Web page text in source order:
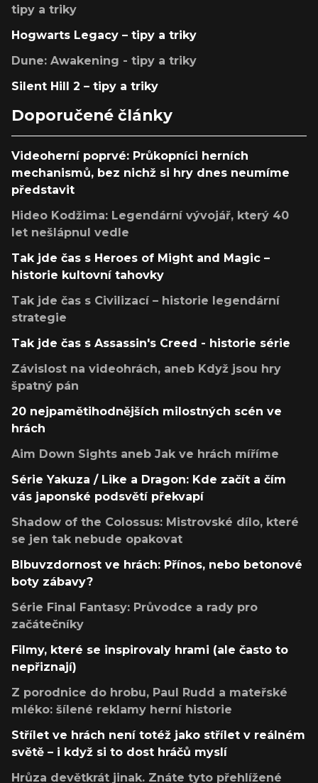
tipy a triky
Hogwarts Legacy – tipy a triky
Dune: Awakening - tipy a triky
Silent Hill 2 – tipy a triky
Doporučené články
Videoherní poprvé: Průkopníci herních
mechanismů, bez nichž si hry dnes neumíme
představit
Hideo Kodžima: Legendární vývojář, který 40
let nešlápnul vedle
Tak jde čas s Heroes of Might and Magic –
historie kultovní tahovky
Tak jde čas s Civilizací – historie legendární
strategie
Tak jde čas s Assassin's Creed - historie série
Závislost na videohrách, aneb Když jsou hry
špatný pán
20 nejpamětihodnějších milostných scén ve
hrách
Aim Down Sights aneb Jak ve hrách míříme
Série Yakuza / Like a Dragon: Kde začít a čím
vás japonské podsvětí překvapí
Shadow of the Colossus: Mistrovské dílo, které
se jen tak nebude opakovat
Blbuvzdornost ve hrách: Přínos, nebo betonové
boty zábavy?
Série Final Fantasy: Průvodce a rady pro
začátečníky
Filmy, které se inspirovaly hrami (ale často to
nepřiznají)
Z porodnice do hrobu, Paul Rudd a mateřské
mléko: šílené reklamy herní historie
Střílet ve hrách není totéž jako střílet v reálném
světě – i když si to dost hráčů myslí
Hrůza devětkrát jinak. Znáte tyto přehlížené